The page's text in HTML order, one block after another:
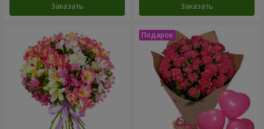
Заказать Заказать